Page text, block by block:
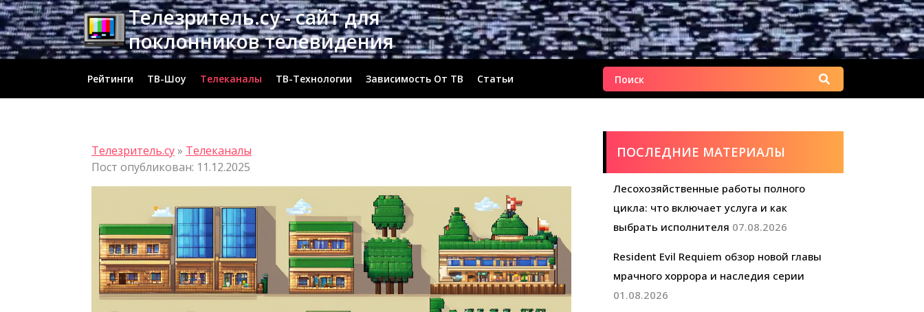
Перейти
к
содержимому
Телезритель.су - сайт для
поклонников телевидения
Рейтинги ТВ-Шоу Телеканалы ТВ-Технологии Зависимость От ТВ Статьи Найти:
Телезритель.су» Телеканалы
Пост опубликован: 11.12.2025
ПОСЛЕДНИЕ МАТЕРИАЛЫ
Лесохозяйственные работы полного
цикла: что включает услуга и как
выбрать исполнителя 07.08.2026
Resident Evil Requiem обзор новой главы
мрачного хоррора и наследия серии
01.08.2026